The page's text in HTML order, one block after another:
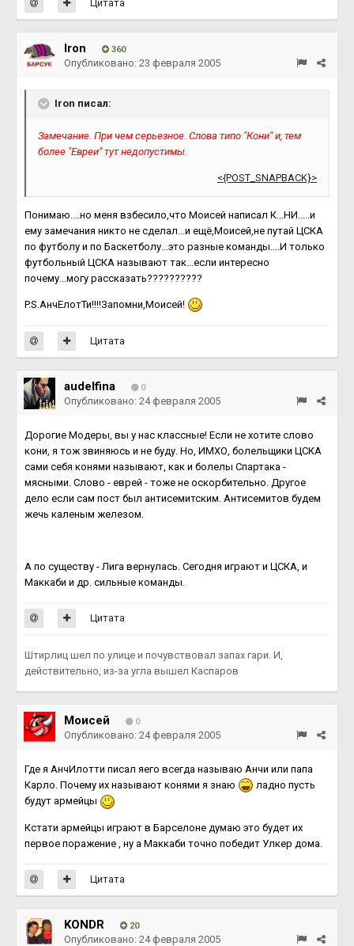
Цитата
Iron 360
Опубликовано: 23 февраля 2005
Iron писал:
Замечание. При чем серьезное. Слова типо "Кони" и, тем
более "Евреи" тут недопустимы.
<{POST_SNAPBACK}>
Понимаю....но меня взбесило,что Моисей написал К...НИ.....и
ему замечания никто не сделал...и ещё,Моисей,не путай ЦСКА
по футболу и по Баскетболу...это разные команды....И только
футбольный ЦСКА называют так...если интересно
почему...могу рассказать??????????
P.S.АнчЕлотТи!!!!Запомни,Моисей!
Цитата
audelfina 0
Опубликовано: 24 февраля 2005
Дорогие Модеры, вы у нас классные! Если не хотите слово
кони, я тож звиняюсь и не буду. Но, ИМХО, болельщики ЦСКА
сами себя конями называют, как и болелы Спартака -
мясными. Слово - еврей - тоже не оскорбительно. Другое
дело если сам пост был антисемитским. Антисемитов будем
жечь каленым железом.
А по существу - Лига вернулась. Сегодня играют и ЦСКА, и
Маккаби и др. сильные команды.
Цитата
Штирлиц шел по улице и почувствовал запах гари. И,
действительно, из-за угла вышел Каспаров
Моисей 0
Опубликовано: 24 февраля 2005
Где я АнчИлотти писал яего всегда называю Анчи или папа
Карло. Почему их называют конями я знаю
ладно пусть
будут армейцы
Кстати армейцы играют в Барселоне думаю это будет их
первое поражение , ну а Маккаби точно победит Улкер дома.
Цитата
KONDR 20
Опубликовано: 24 февраля 2005